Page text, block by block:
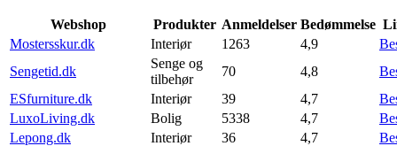
Webshop Produkter Anmeldelser Bedømmelse
Mostersskur.dk
Interiør 1263 4,9
Sengetid.dk
Senge og
tilbehør
70 4,8
ESfurniture.dk
Interiør 39 4,7
LuxoLiving.dk
Bolig 5338 4,7
Lepong.dk
Interiør 36 4,7